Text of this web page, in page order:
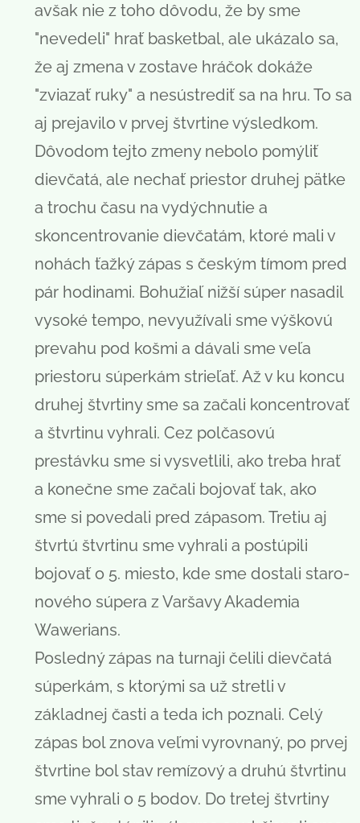
avšak nie z toho dôvodu, že by sme
"nevedeli" hrať basketbal, ale ukázalo sa,
že aj zmena v zostave hráčok dokáže
"zviazať ruky" a nesústrediť sa na hru. To sa
aj prejavilo v prvej štvrtine výsledkom.
Dôvodom tejto zmeny nebolo pomýliť
dievčatá, ale nechať priestor druhej pätke
a trochu času na vydýchnutie a
skoncentrovanie dievčatám, ktoré mali v
nohách ťažký zápas s českým tímom pred
pár hodinami. Bohužiaľ nižší súper nasadil
vysoké tempo, nevyužívali sme výškovú
prevahu pod košmi a dávali sme veľa
priestoru súperkám strieľať. Až v ku koncu
druhej štvrtiny sme sa začali koncentrovať
a štvrtinu vyhrali. Cez polčasovú
prestávku sme si vysvetlili, ako treba hrať
a konečne sme začali bojovať tak, ako
sme si povedali pred zápasom. Tretiu aj
štvrtú štvrtinu sme vyhrali a postúpili
bojovať o 5. miesto, kde sme dostali staro-
nového súpera z Varšavy Akademia
Wawerians.
Posledný zápas na turnaji čelili dievčatá
súperkám, s ktorými sa už stretli v
základnej časti a teda ich poznali. Celý
zápas bol znova veľmi vyrovnaný, po prvej
štvrtine bol stav remízový a druhú štvrtinu
sme vyhrali o 5 bodov. Do tretej štvrtiny